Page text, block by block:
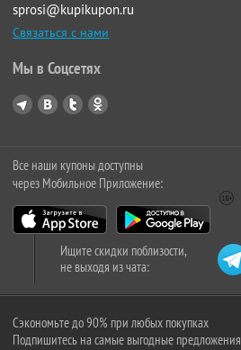
sprosi@kupikupon.ru
Связаться с нами
Мы в Соцсетях
Все наши купоны доступны
через Мобильное Приложение:
Ищите скидки поблизости,
не выходя из чата:
Сэкономьте до 90% при любых покупках
Подпишитесь на самые выгодные предложения